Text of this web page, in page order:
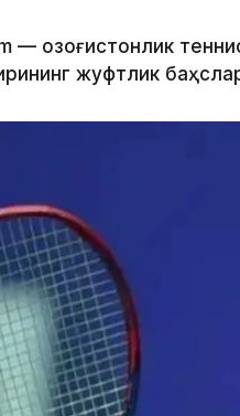
— Қозоғистонлик
жуфтлик